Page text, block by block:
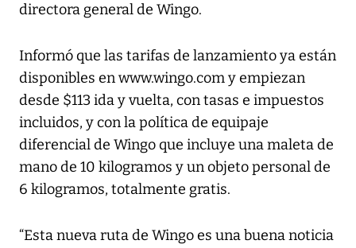
directora general de Wingo.
Informó que las tarifas de lanzamiento ya están
disponibles en www.wingo.com y empiezan
desde $113 ida y vuelta, con tasas e impuestos
incluidos, y con la política de equipaje
diferencial de Wingo que incluye una maleta de
mano de 10 kilogramos y un objeto personal de
6 kilogramos, totalmente gratis.
“Esta nueva ruta de Wingo es una buena noticia